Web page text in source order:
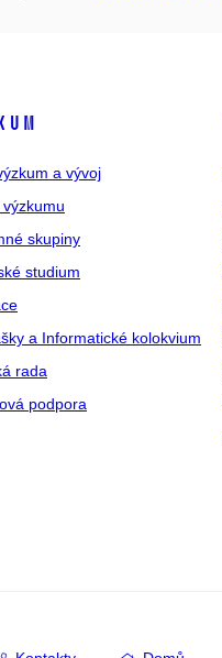
a vývoj
skupiny
studium
a Informatické kolokvium
rada
podpora